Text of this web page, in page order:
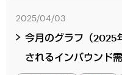
2025/04/03
今月のグラフ（2025
されるインバウンド